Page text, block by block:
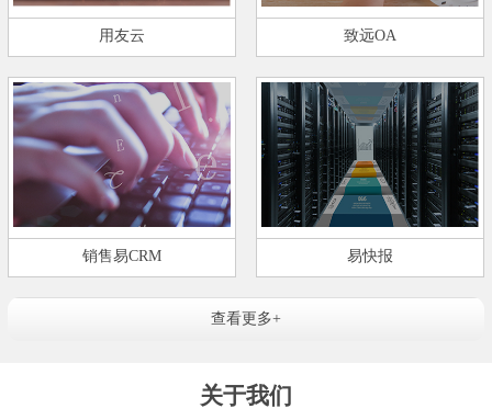
用友云 致远OA
销售易CRM 易快报
查看更多+
关于我们